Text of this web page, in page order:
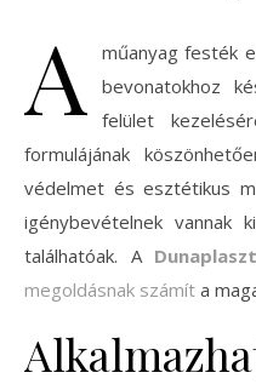
A
műanyag festék
bevonatokhoz
felület
formulájának
védelmet és esztétikus
igénybevételnek vannak
találhatóak. A
megoldásnak számít a